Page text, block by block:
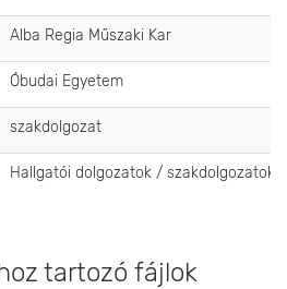
Alba Regia Műszaki Kar
Óbudai Egyetem
szakdolgozat
Hallgatói dolgozatok / szakdolgozatok
tartozó fájlok